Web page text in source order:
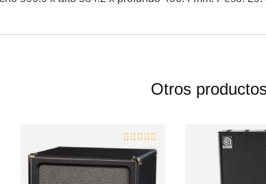
Otros